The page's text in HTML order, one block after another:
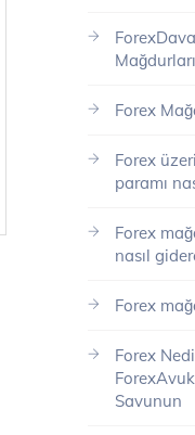
Forex
Forex
paramı
Forex
nasıl
Forex
Forex
Savunun